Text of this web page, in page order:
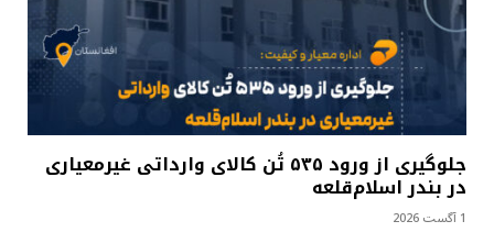
جلوگیری از ورود ۵۳۵ تُن کالای وارداتی غیرمعیاری
در بندر اسلام‌قلعه
1 آگست 2026